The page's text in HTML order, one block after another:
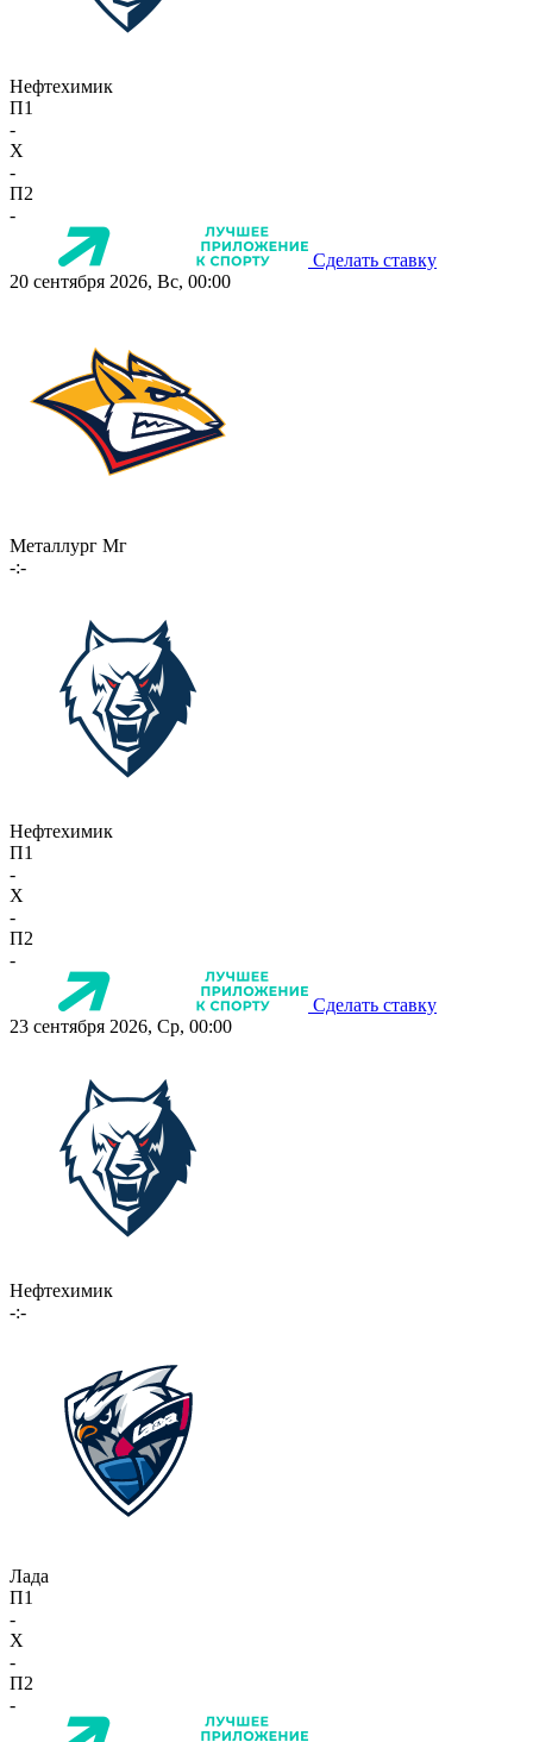
Нефтехимик
П1
-
X
-
П2
-
Сделать ставку
20 сентября 2026, Вс, 00:00
Металлург Мг
-:-
Нефтехимик
П1
-
X
-
П2
-
Сделать ставку
23 сентября 2026, Ср, 00:00
Нефтехимик
-:-
Лада
П1
-
X
-
П2
-